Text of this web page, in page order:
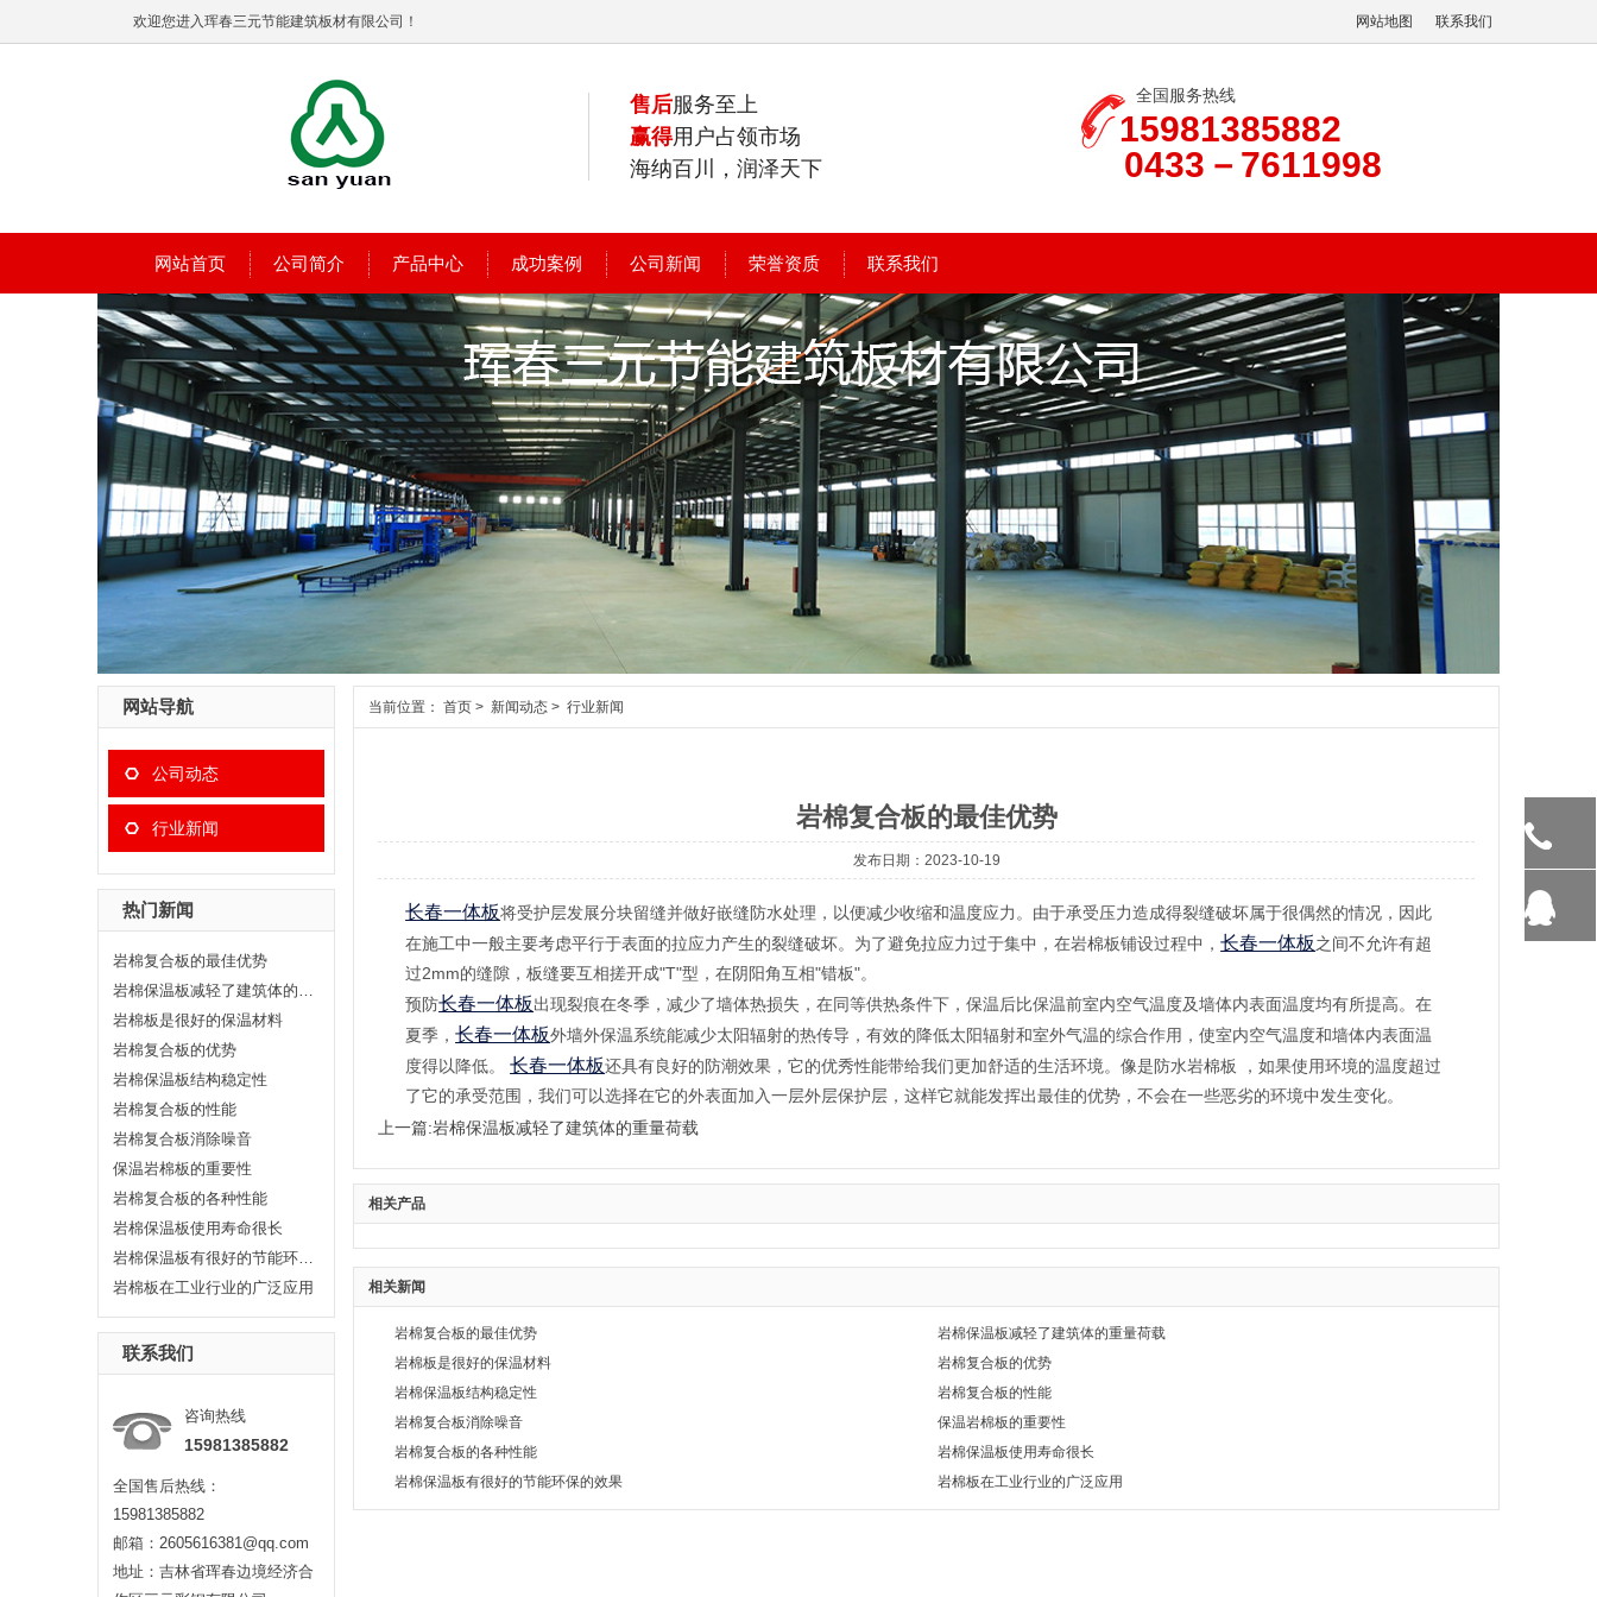
欢迎您进入珲春三元节能建筑板材有限公司！ 网站地图 联系我们
售后服务至上
赢得用户占领市场
海纳百川，润泽天下
全国服务热线
15981385882
0433－7611998
网站首页 公司简介 产品中心 成功案例 公司新闻 荣誉资质 联系我们
网站导航
公司动态
行业新闻
热门新闻
岩棉复合板的最佳优势
岩棉保温板减轻了建筑体的重量荷载
岩棉板是很好的保温材料
岩棉复合板的优势
岩棉保温板结构稳定性
岩棉复合板的性能
岩棉复合板消除噪音
保温岩棉板的重要性
岩棉复合板的各种性能
岩棉保温板使用寿命很长
岩棉保温板有很好的节能环保的效果
岩棉板在工业行业的广泛应用
联系我们
咨询热线
15981385882
全国售后热线：
15981385882
邮箱：2605616381@qq.com
地址：吉林省珲春边境经济合
当前位置： 首页 > 新闻动态 > 行业新闻
岩棉复合板的最佳优势
发布日期：2023-10-19
长春一体板将受护层发展分块留缝并做好嵌缝防水处理，以便减少收缩和温度应力。由于承受压力造成得裂缝破坏属于很偶然的情况，因此
在施工中一般主要考虑平行于表面的拉应力产生的裂缝破坏。为了避免拉应力过于集中，在岩棉板铺设过程中，长春一体板之间不允许有超
过2mm的缝隙，板缝要互相搓开成"T"型，在阴阳角互相"错板"。
预防长春一体板出现裂痕在冬季，减少了墙体热损失，在同等供热条件下，保温后比保温前室内空气温度及墙体内表面温度均有所提高。在
夏季，长春一体板外墙外保温系统能减少太阳辐射的热传导，有效的降低太阳辐射和室外气温的综合作用，使室内空气温度和墙体内表面温
度得以降低。长春一体板还具有良好的防潮效果，它的优秀性能带给我们更加舒适的生活环境。像是防水岩棉板 ，如果使用环境的温度超过
了它的承受范围，我们可以选择在它的外表面加入一层外层保护层，这样它就能发挥出最佳的优势，不会在一些恶劣的环境中发生变化。
上一篇:岩棉保温板减轻了建筑体的重量荷载
相关产品
相关新闻
岩棉复合板的最佳优势
岩棉保温板减轻了建筑体的重量荷载
岩棉板是很好的保温材料
岩棉复合板的优势
岩棉保温板结构稳定性
岩棉复合板的性能
岩棉复合板消除噪音
保温岩棉板的重要性
岩棉复合板的各种性能
岩棉保温板使用寿命很长
岩棉保温板有很好的节能环保的效果
岩棉板在工业行业的广泛应用